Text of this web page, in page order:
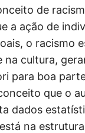
de
a ação de
o racismo
na cultura,
para boa
que o
dados
na